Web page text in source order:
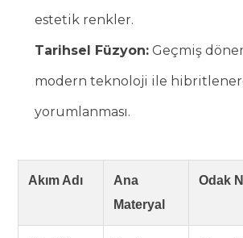
estetik renkler.
Tarihsel Füzyon: Geçmiş
modern teknoloji ile
yorumlanması.
Akım Adı
Ana
Materyal
Odak